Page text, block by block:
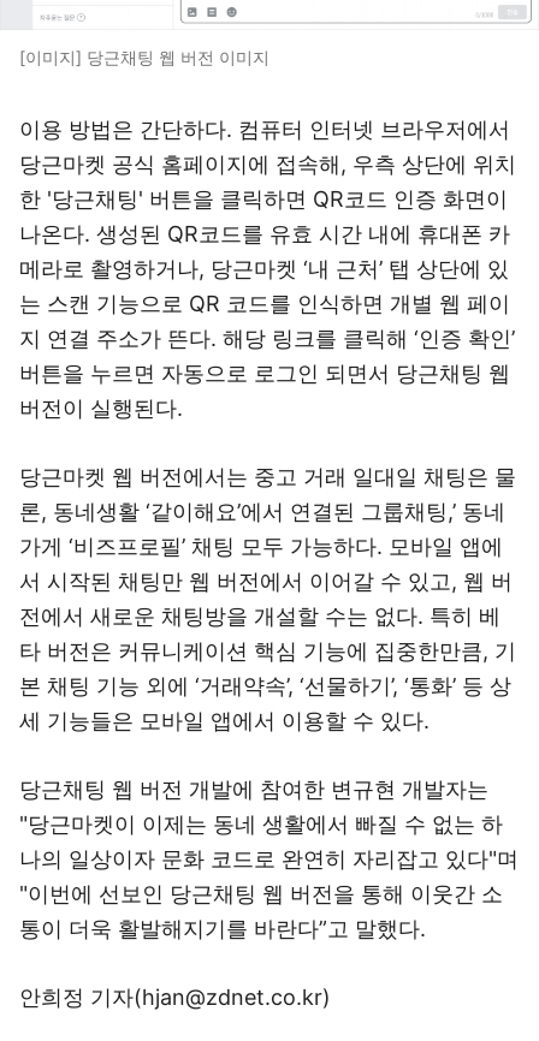
[이미지] 당근채팅 웹 버전 이미지
이용 방법은 간단하다. 컴퓨터 인터넷 브라우저에서
당근마켓 공식 홈페이지에 접속해, 우측 상단에 위치
한 '당근채팅' 버튼을 클릭하면 QR코드 인증 화면이
나온다. 생성된 QR코드를 유효 시간 내에 휴대폰 카
메라로 촬영하거나, 당근마켓 ‘내 근처’ 탭 상단에 있
는 스캔 기능으로 QR 코드를 인식하면 개별 웹 페이
지 연결 주소가 뜬다. 해당 링크를 클릭해 ‘인증 확인’
버튼을 누르면 자동으로 로그인 되면서 당근채팅 웹
버전이 실행된다.
당근마켓 웹 버전에서는 중고 거래 일대일 채팅은 물
론, 동네생활 ‘같이해요’에서 연결된 그룹채팅,’ 동네
가게 ‘비즈프로필’ 채팅 모두 가능하다. 모바일 앱에
서 시작된 채팅만 웹 버전에서 이어갈 수 있고, 웹 버
전에서 새로운 채팅방을 개설할 수는 없다. 특히 베
타 버전은 커뮤니케이션 핵심 기능에 집중한만큼, 기
본 채팅 기능 외에 ‘거래약속’, ‘선물하기’, ‘통화’ 등 상
세 기능들은 모바일 앱에서 이용할 수 있다.
당근채팅 웹 버전 개발에 참여한 변규현 개발자는
"당근마켓이 이제는 동네 생활에서 빠질 수 없는 하
나의 일상이자 문화 코드로 완연히 자리잡고 있다"며
"이번에 선보인 당근채팅 웹 버전을 통해 이웃간 소
통이 더욱 활발해지기를 바란다”고 말했다.
안희정 기자(hjan@zdnet.co.kr)